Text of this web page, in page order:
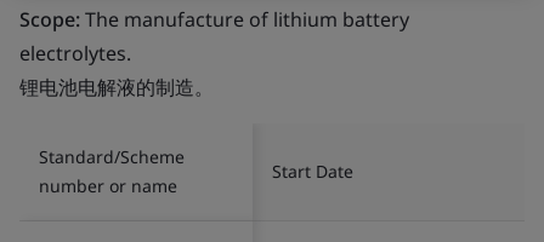
Scope:The manufacture of lithium battery
electrolytes.
锂电池电解液的制造。
Standard/Scheme
number or name
Start Date